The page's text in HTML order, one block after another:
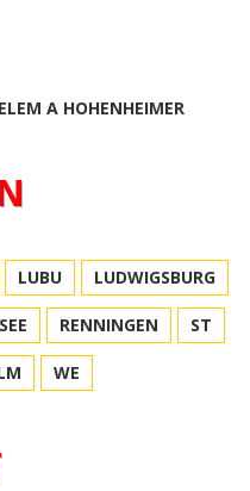
A HOHENHEIMER
LUBU LUDWIGSBURG
RENNINGEN ST
WE